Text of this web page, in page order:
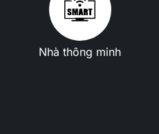
Nhà thông minh